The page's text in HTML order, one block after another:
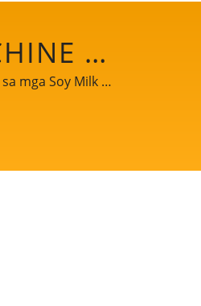
/
mga Soy Milk at
na karanasan
masaksihan